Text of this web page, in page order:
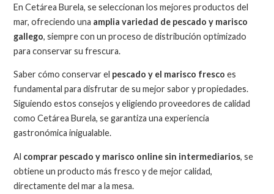
En Cetárea Burela, se seleccionan los mejores productos del
mar, ofreciendo una amplia variedad de pescado y marisco
gallego, siempre con un proceso de distribución optimizado
para conservar su frescura.
Saber cómo conservar el pescado y el marisco fresco es
fundamental para disfrutar de su mejor sabor y propiedades.
Siguiendo estos consejos y eligiendo proveedores de calidad
como Cetárea Burela, se garantiza una experiencia
gastronómica inigualable.
Al comprar pescado y marisco online sin intermediarios, se
obtiene un producto más fresco y de mejor calidad,
directamente del mar a la mesa.